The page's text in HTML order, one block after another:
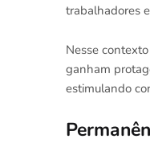
trabalhadores
Nesse
ganham
estimulando